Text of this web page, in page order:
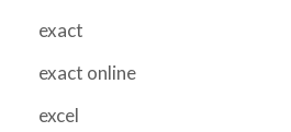
exact
exact online
excel